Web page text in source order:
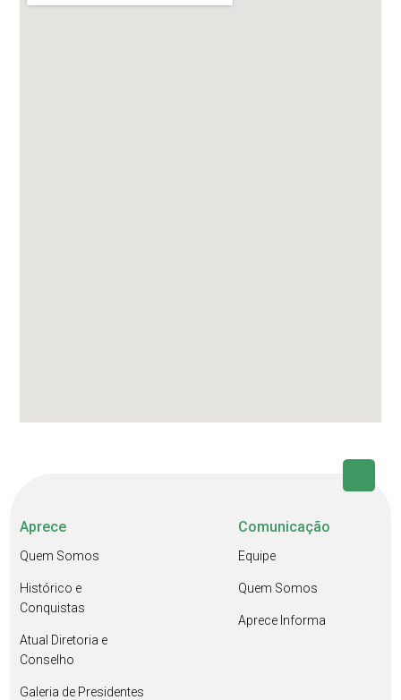
Aprece
Quem Somos
Histórico e
Conquistas
Atual Diretoria e
Conselho
Galeria de Presidentes
Comunicação
Equipe
Quem Somos
Aprece Informa